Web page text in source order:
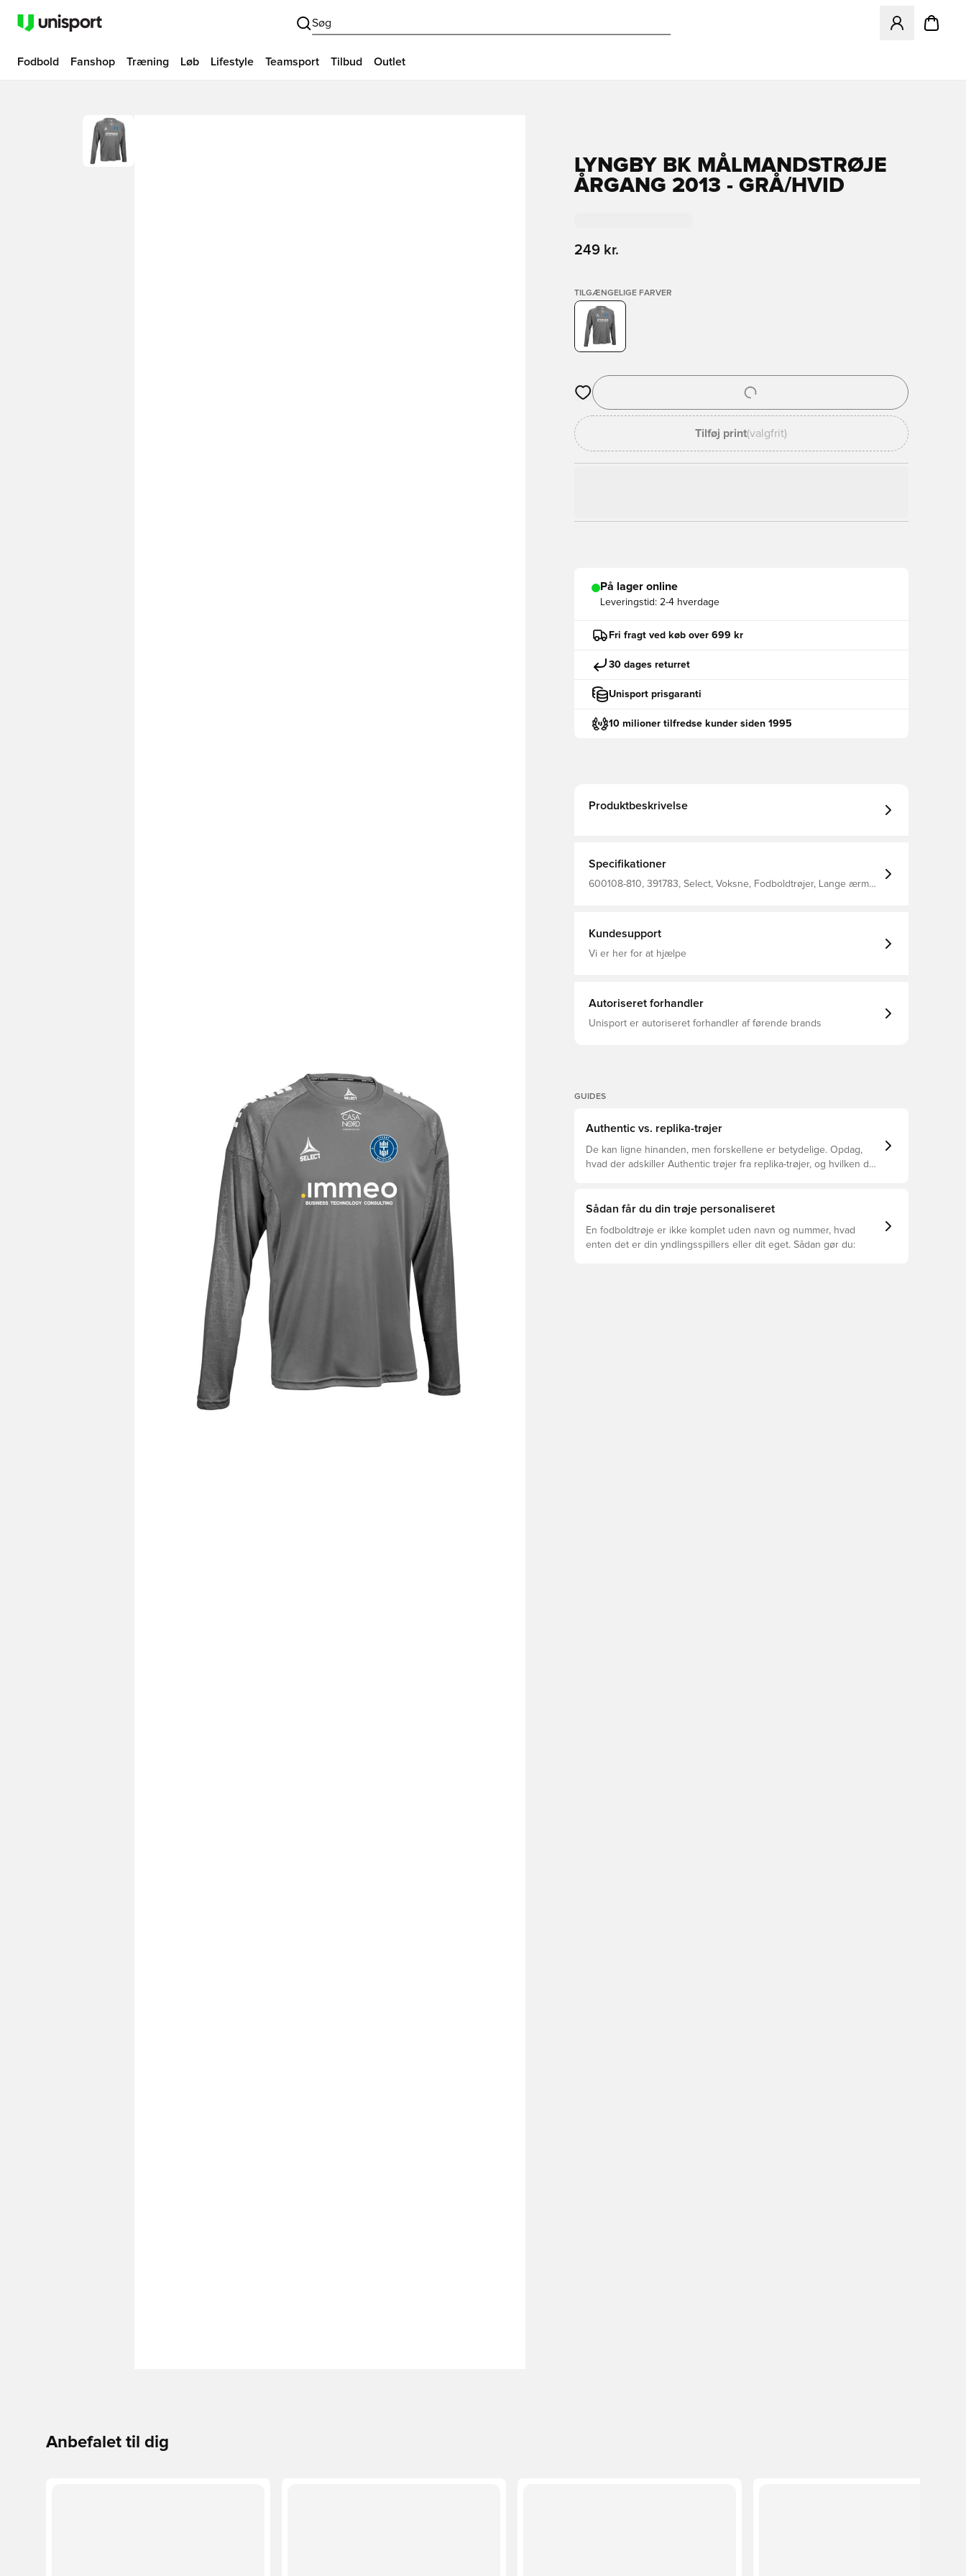
Søg
Åbner en
Fodbold Fanshop Træning Løb Lifestyle Teamsport Tilbud Outlet
LYNGBY BK MÅLMANDSTRØJE
ÅRGANG 2013 - GRÅ/HVID
249 kr.
TILGÆNGELIGE FARVER
Åbner en Modal til at logge ind eller tilmelde dig som medlem
Tilføj print(valgfrit)
På lager online
Leveringstid: 2-4 hverdage
Fri fragt ved køb over 699 kr
30 dages returret
Unisport prisgaranti
10 milioner tilfredse kunder siden 1995
Produktbeskrivelse
Specifikationer
600108-810, 391783, Select, Voksne, Fodboldtrøjer, Lange ærmer,
Kundesupport
Vi er her for at hjælpe
Autoriseret forhandler
Unisport er autoriseret forhandler af førende brands
GUIDES
Authentic vs. replika-trøjer
De kan ligne hinanden, men forskellene er betydelige. Opdag,
hvad der adskiller Authentic trøjer fra replika-trøjer, og hvilken der
Sådan får du din trøje personaliseret
En fodboldtrøje er ikke komplet uden navn og nummer, hvad
enten det er din yndlingsspillers eller dit eget. Sådan gør du:
Anbefalet til dig